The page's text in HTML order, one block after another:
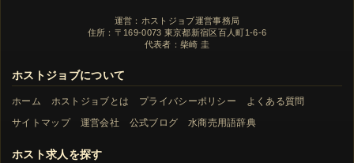
運営：ホストジョブ運営事務局
住所：〒169-0073 東京都新宿区百人町1-6-6
代表者：柴崎 圭
ホストジョブについて
ホーム ホストジョブとは プライバシーポリシー
よくある質問
サイトマップ
運営会社 公式ブログ 水商売用語辞典
ホスト求人を探す